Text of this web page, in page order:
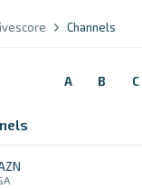
Channels
A B C